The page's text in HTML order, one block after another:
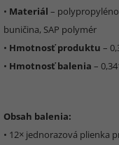
• Materiál –
buničina, SAP polymér
• Hmotnosť produktu –
• Hmotnosť balenia –
Obsah balenia:
• 12× jednorazová plienka